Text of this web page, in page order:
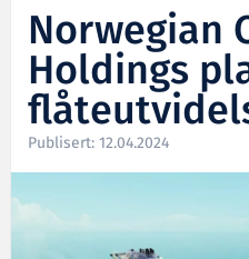
Norwegian
Holdings
Publisert: 12.04.2024